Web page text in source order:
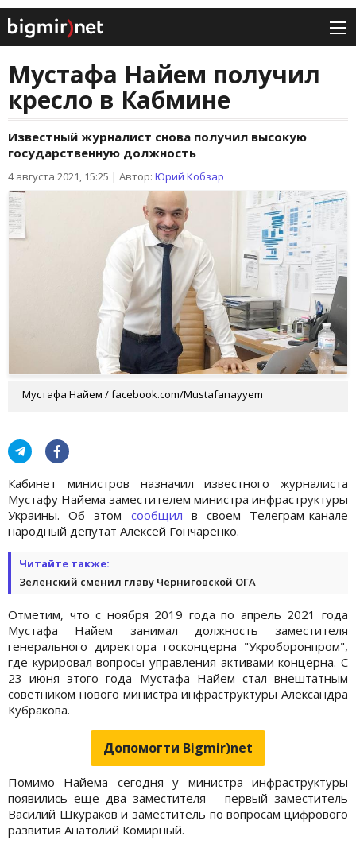
Мустафа Найем получил
кресло в Кабмине
Известный журналист снова получил высокую
государственную должность
4 августа 2021, 15:25 | Автор: Юрий Кобзар
Мустафа Найем / facebook.com/Mustafanayyem
Кабинет министров назначил известного журналиста
Мустафу Найема заместителем министра инфраструктуры
Украины. Об этом сообщил в своем Телеграм-канале
народный депутат Алексей Гончаренко.
Читайте также:
Зеленский сменил главу Черниговской ОГА
Отметим, что с ноября 2019 года по апрель 2021 года
Мустафа Найем занимал должность заместителя
генерального директора госконцерна "Укроборонпром",
где курировал вопросы управления активами концерна. С
23 июня этого года Мустафа Найем стал внештатным
советником нового министра инфраструктуры Александра
Кубракова.
Допомогти Bigmir)net
Помимо Найема сегодня у министра инфраструктуры
появились еще два заместителя – первый заместитель
Василий Шкураков и заместитель по вопросам цифрового
развития Анатолий Комирный.